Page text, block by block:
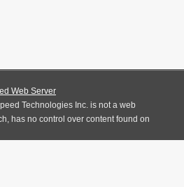
Web Server
Technologies Inc. is not a web
has no control over content found on